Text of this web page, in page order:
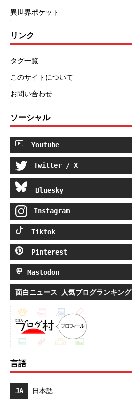
異世界ポケット
リンク
タグ一覧
このサイトについて
お問い合わせ
ソーシャル
Youtube
Twitter / X
Bluesky
Instagram
Tiktok
Pinterest
Mastodon
面白ニュース 人気ブログランキング
言語
JA 日本語